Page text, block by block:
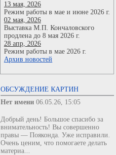
13 мая, 2026
Режим работы в мае и июне 2026 г.
02 мая, 2026
Выставка М.П. Кончаловского
продлена до 8 мая 2026 г.
28 апр, 2026
Режим работы в мае 2026 г.
Архив новостей
ОБСУЖДЕНИЕ КАРТИН
Нет имени 06.05.26, 15:05
Добрый день! Большое спасибо за
внимательность! Вы совершенно
правы — Пояконда. Уже исправили.
Очень ценим, что помогаете делать
материа...